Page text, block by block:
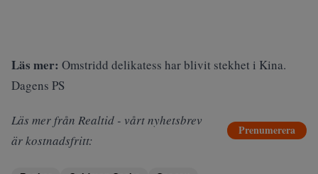
Läs mer: Omstridd delikatess har blivit stekhet i Kina.
Dagens PS
Läs mer från Realtid - vårt nyhetsbrev
är kostnadsfritt:
Prenumerera